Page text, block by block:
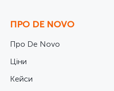
ПРО DE NOVO
Про De Novo
Ціни
Кейси